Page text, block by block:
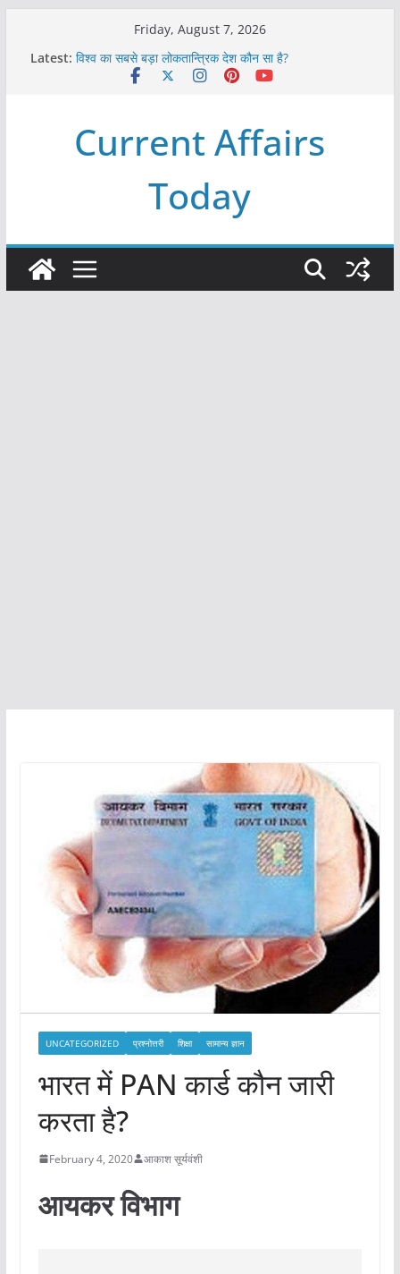
Friday, August 7, 2026
Latest: विश्व का सबसे बड़ा लोकतान्त्रिक देश कौन सा है?
Refeeding Syndrome and its Management
विश्व में कितने प्रकार के शासन होते है?
Current Affairs
Today
UNCATEGORIZED प्रश्नोत्तरी शिक्षा सामान्य ज्ञान
भारत में PAN कार्ड कौन जारी
करता है?
February 4, 2020 आकाश सूर्यवंशी
आयकर विभाग